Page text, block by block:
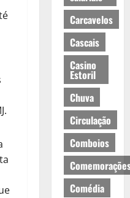
Carcavelos
Cascais
Casino
Estoril
Chuva
Circulação
Comboios
Comédia